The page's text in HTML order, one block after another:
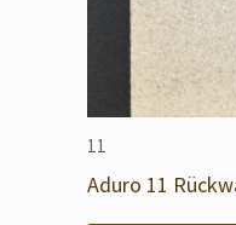
11
Aduro 11